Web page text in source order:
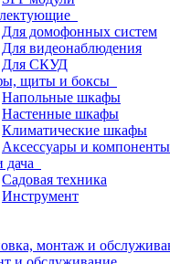
Для домофонных систем
Для видеонаблюдения
Для СКУД
щиты и боксы
Напольные шкафы
Настенные шкафы
Климатические шкафы
Аксессуары и
дача
Садовая техника
Инструмент
монтаж и